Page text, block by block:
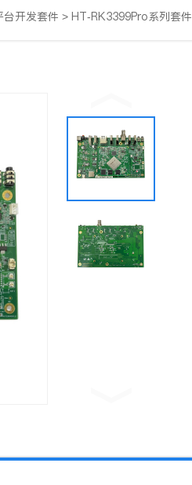
台开发套件 >HT-RK3399Pro系列套件